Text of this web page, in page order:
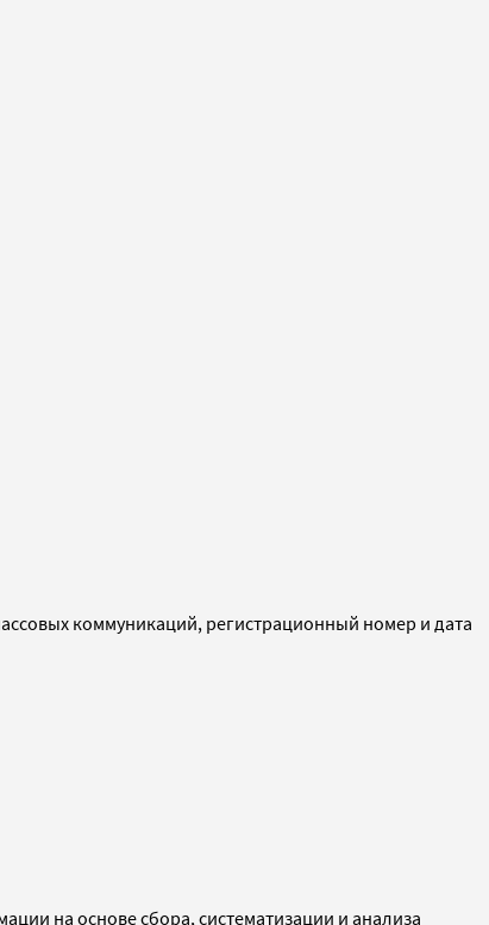
коммуникаций, регистрационный номер и дата
на основе сбора, систематизации и анализа